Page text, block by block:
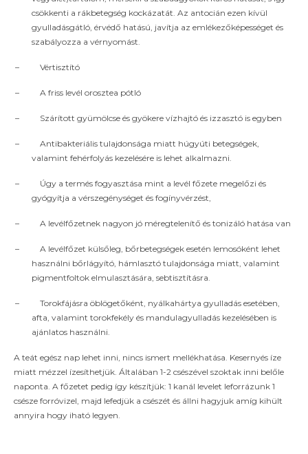
csökkenti a rákbetegség kockázatát. Az antocián ezen kívül
gyulladásgátló, érvédő hatású, javítja az emlékezőképességet és
szabályozza a vérnyomást.
– Vértisztító
– A friss levél orosztea pótló
– Szárított gyümölcse és gyökere vízhajtó és izzasztó is egyben
–
Antibakteriális tulajdonsága miatt húgyúti betegségek,
valamint fehérfolyás kezelésére is lehet alkalmazni.
–
Úgy a termés fogyasztása mint a levél főzete megelőzi és
gyógyítja a vérszegénységet és fogínyvérzést,
– A levélfőzetnek nagyon jó méregtelenítő és tonizáló hatása van
–
A levélfőzet külsőleg, bőrbetegségek esetén lemosóként lehet
használni bőrlágyító, hámlasztó tulajdonsága miatt, valamint
pigmentfoltok elmulasztására, sebtisztításra.
–
Torokfájásra öblögetőként, nyálkahártya gyulladás esetében,
afta, valamint torokfekély és mandulagyulladás kezelésében is
ajánlatos használni.
A teát egész nap lehet inni, nincs ismert mellékhatása. Kesernyés íze
miatt mézzel ízesíthetjük. Általában 1-2 csészével szoktak inni belőle
naponta. A főzetet pedig így készítjük: 1 kanál levelet leforrázunk 1
csésze forróvizel, majd lefedjük a csészét és állni hagyjuk amíg kihült
annyira hogy iható legyen.